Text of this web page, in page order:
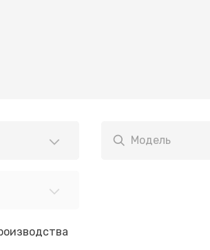
Модель